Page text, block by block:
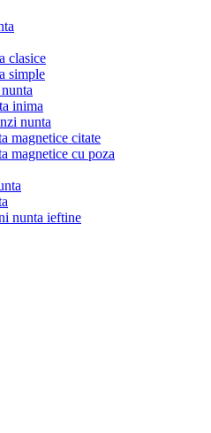
clasice
simple
inima
nunta
magnetice citate
magnetice cu poza
nunta ieftine